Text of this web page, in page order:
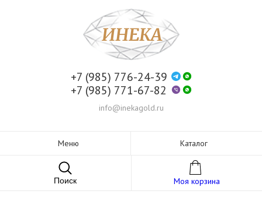
+7 (985) 776-24-39
+7 (985) 771-67-82
info@inekagold.ru
Меню Каталог
Поиск Моя корзина